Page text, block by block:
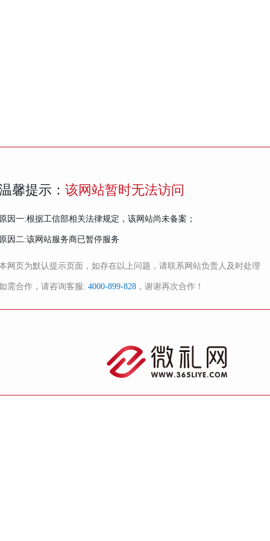
馨提示： 该网站暂时无法访问
因一:根据工信部相关法律规定，该网站尚未备案；
因二:该网站服务商已暂停服务
网页为默认提示页面，如存在以上问题，请联系网站负责人及时处理
需合作，请咨询客服: 4000-899-828 ，谢谢再次合作！